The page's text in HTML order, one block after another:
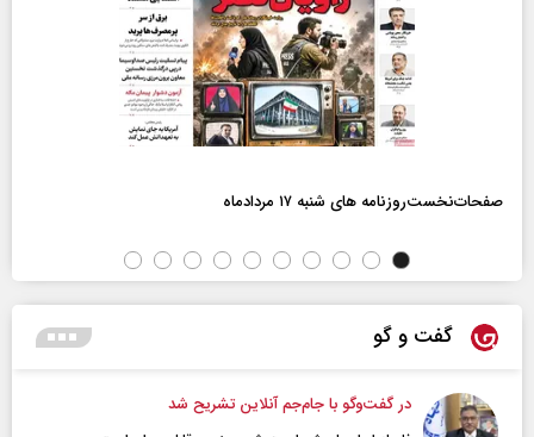
صفحات‌نخست‌روزنامه ها‌ی شنبه ۱۷ مردادماه
گفت و گو
در گفت‌و‌گو با جام‌جم آنلاین تشریح شد